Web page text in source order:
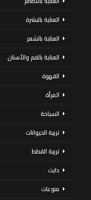
العناية بالبشرة
العناية بالشعر
العناية بالفم والأسنان
القهوة
المرأة
السياحة
تربية الحيوانات
تربية القطط
دايت
منوعات